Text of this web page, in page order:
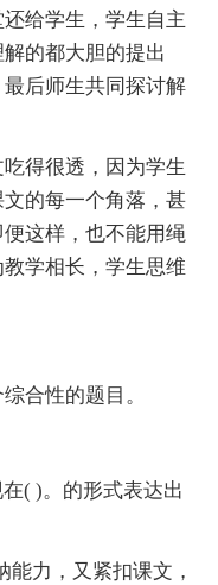
给学生，学生自主
的都大胆的提出
后师生共同探讨解
得很透，因为学生
的每一个角落，甚
这样，也不能用绳
学相长，学生思维
合性的题目。
( )。的形式表达出
力，又紧扣课文，